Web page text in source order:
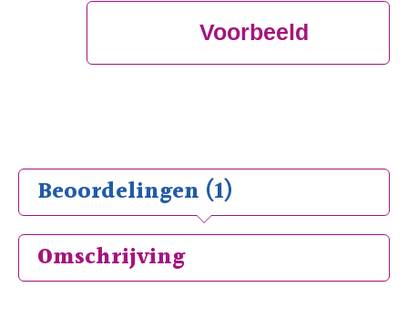
Voorbeeld
Beoordelingen (1)
Omschrijving